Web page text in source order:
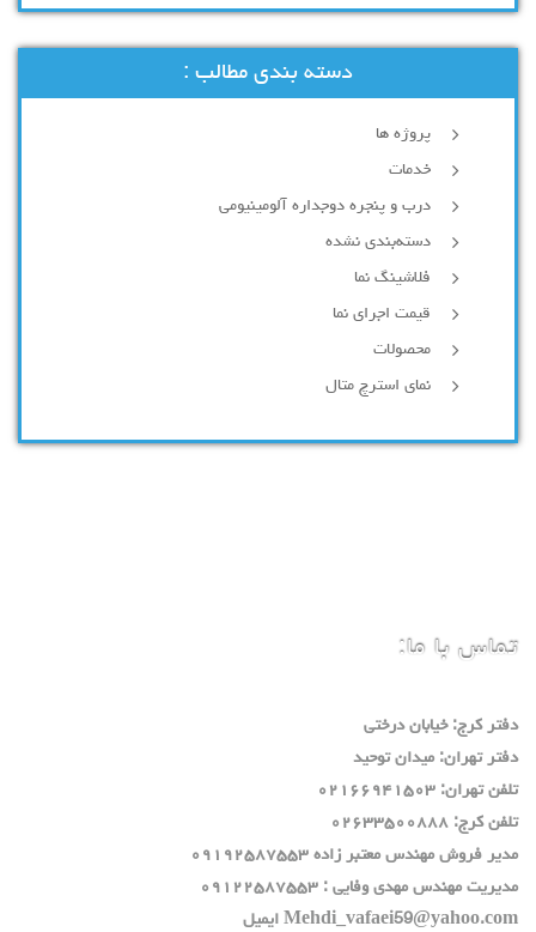
دسته بندی مطالب :
پروژه ها
خدمات
درب و پنجره دوجداره آلومینیومی
دسته‌بندی نشده
فلاشینگ نما
قیمت اجرای نما
محصولات
نمای استرچ متال
تماس با ما:
دفتر كرج: خيابان درختي
دفتر تهران: ميدان توحيد
تلفن تهران: ٠٢١٦٦٩٤١٥٠٣
تلفن كرج: ٠٢٦٣٣٥٠٠٨٨٨
مدير فروش مهندس معتبر زاده ٠٩١٩٢٥٨٧٥٥٣
مديريت مهندس مهدي وفايي : ٠٩١٢٢٥٨٧٥٥٣
Mehdi_vafaei59@yahoo.com ايميل